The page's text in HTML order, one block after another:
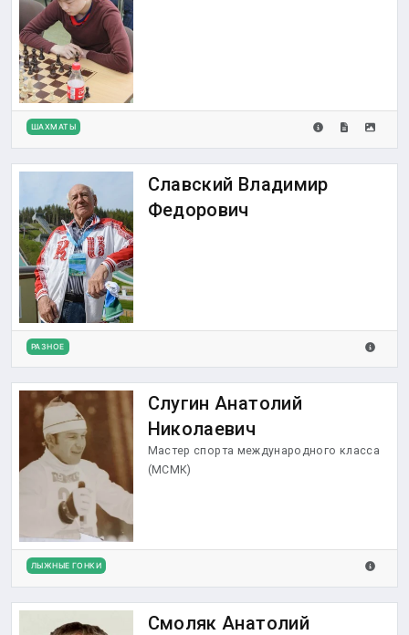
ШАХМАТЫ
Славский Владимир
Федорович
РАЗНОЕ
Слугин Анатолий
Николаевич
Мастер спорта международного класса
(МСМК)
ЛЫЖНЫЕ ГОНКИ
Смоляк Анатолий